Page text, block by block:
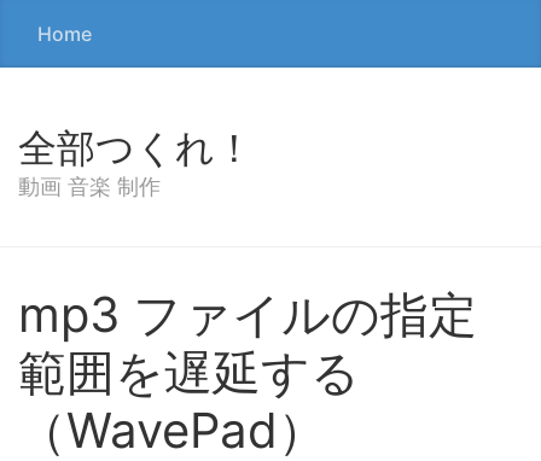
Home
全部つくれ！
動画 音楽 制作
mp3 ファイルの指定
範囲を遅延する
（WavePad）